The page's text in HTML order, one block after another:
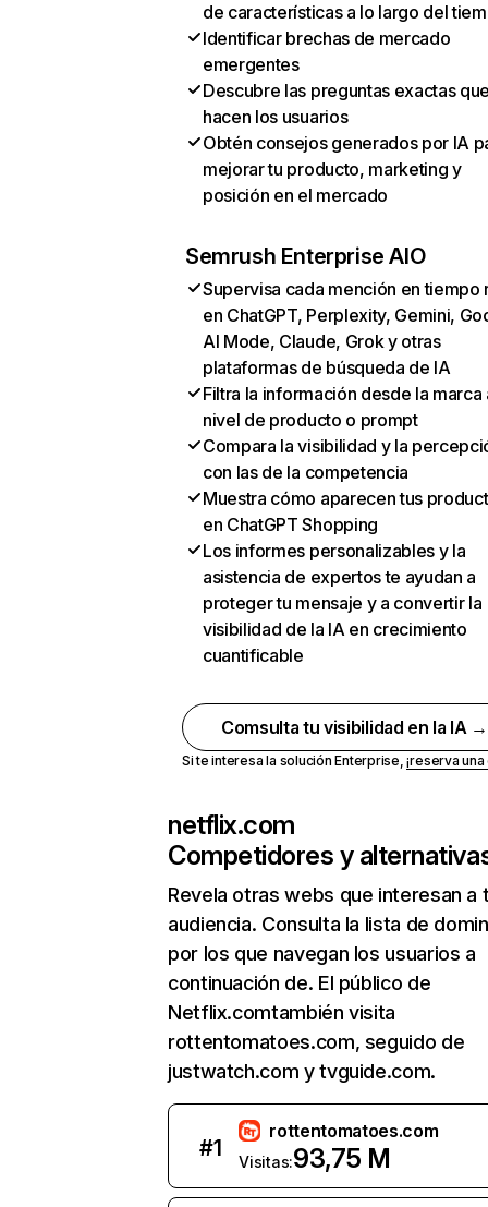
de características a lo largo del
Identificar brechas de mercado
emergentes
Descubre las preguntas exactas
hacen los usuarios
Obtén consejos generados por IA
mejorar tu producto, marketing y
posición en el mercado
Semrush Enterprise AIO
Supervisa cada mención en tiempo
en ChatGPT, Perplexity, Gemini,
AI Mode, Claude, Grok y otras
plataformas de búsqueda de IA
Filtra la información desde la marca
nivel de producto o prompt
Compara la visibilidad y la
con las de la competencia
Muestra cómo aparecen tus
en ChatGPT Shopping
Los informes personalizables y la
asistencia de expertos te ayudan a
proteger tu mensaje y a convertir la
visibilidad de la IA en crecimiento
cuantificable
Comsulta tu visibilidad en la IA →
Si te interesa la solución Enterprise,¡reserva
netflix.com
Competidores y
Revela otras webs que interesan a
audiencia. Consulta la lista de
por los que navegan los usuarios a
continuación de. El público de
Netflix.comtambién visita
rottentomatoes.com, seguido de
justwatch.com y tvguide.com.
#1
rottentomatoes.com
Visitas:93,75 M